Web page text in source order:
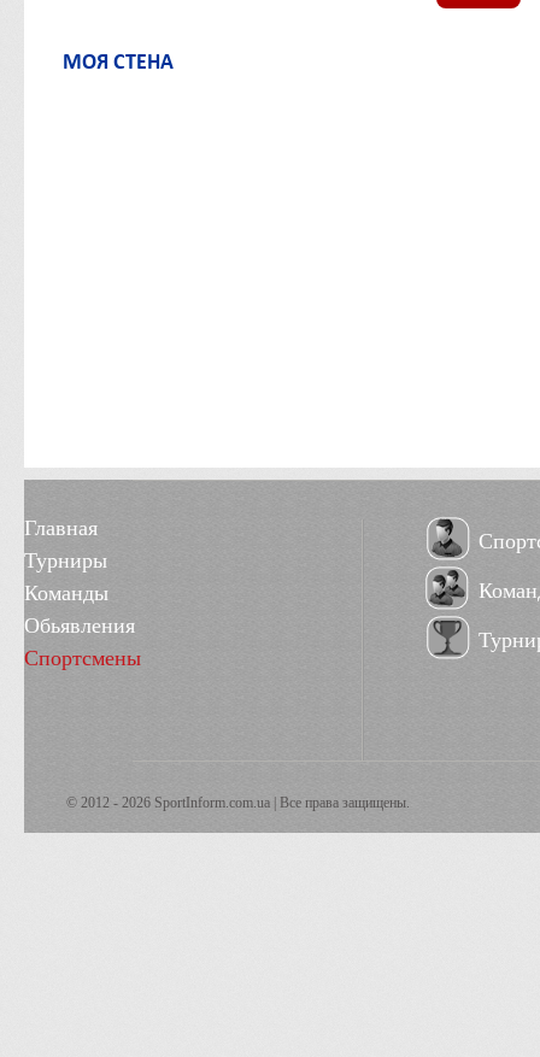
МОЯ СТЕНА
Главная
Турниры
Команды
Обьявления
Спортсмены
© 2012 - 2026 SportInform.com.ua | Все права защищены.